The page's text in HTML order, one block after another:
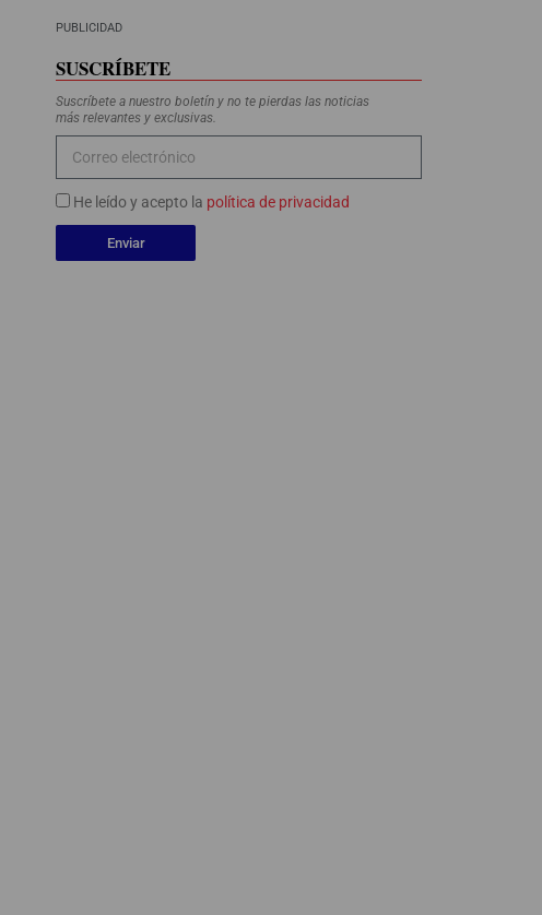
PUBLICIDAD
SUSCRÍBETE
Suscríbete a nuestro boletín y no te pierdas las noticias
más relevantes y exclusivas.
He leído y acepto la política de privacidad
Enviar